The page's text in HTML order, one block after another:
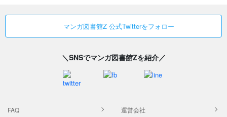
マンガ図書館Z 公式Twitterをフォロー
＼SNSでマンガ図書館Zを紹介／
FAQ 運営会社